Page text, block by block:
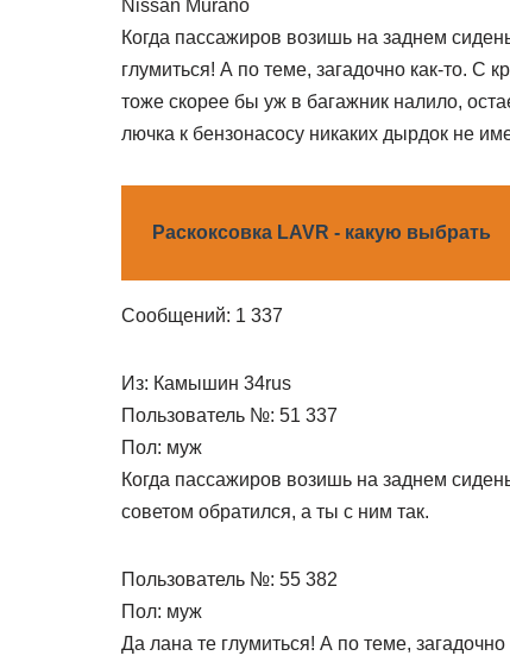
Nissan Murano
Когда пассажиров возишь на заднем
глумиться! А по теме, загадочно как-то. С
тоже скорее бы уж в багажник налило,
лючка к бензонасосу никаких дырдок не
Раскоксовка LAVR - какую выбрать
Сообщений: 1 337
Из: Камышин 34rus
Пользователь №: 51 337
Пол: муж
Когда пассажиров возишь на заднем
советом обратился, а ты с ним так.
Пользователь №: 55 382
Пол: муж
Да лана те глумиться! А по теме,